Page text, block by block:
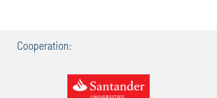
Cooperation: